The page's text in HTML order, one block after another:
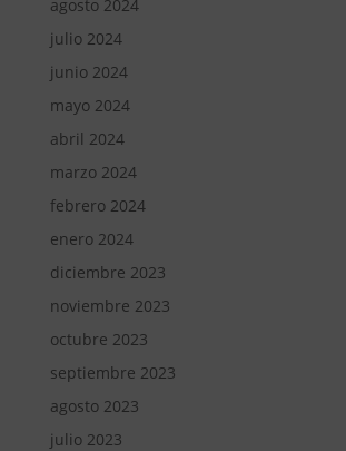
agosto 2024
julio 2024
junio 2024
mayo 2024
abril 2024
marzo 2024
febrero 2024
enero 2024
diciembre 2023
noviembre 2023
octubre 2023
septiembre 2023
agosto 2023
julio 2023